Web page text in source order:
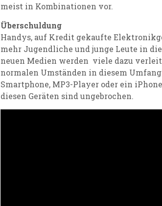
meist in Kombinationen vor.
Überschuldung
Handys, auf Kredit gekaufte
mehr Jugendliche und junge Leute in
neuen Medien werden viele dazu
normalen Umständen in diesem
Smartphone, MP3-Player oder ein
diesen Geräten sind ungebrochen.